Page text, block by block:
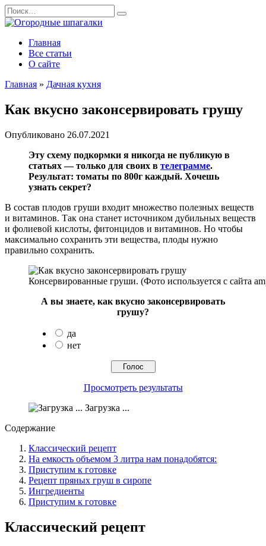
Перейти
к
содержанию
Search
for:
Главная
Все статьи
О сайте
Главная » Дачная кухня
Как вкусно законсервировать грушу
Опубликовано 26.07.2021
Эту схему подкормки я никогда не публикую в
статьях — только для своих в телеграмме.
Результат: томаты по 800г каждый. Хочешь
узнать секрет?
В состав плодов груши входит множество полезных веществ
и витаминов. Так она станет источником дубильных веществ
и фолиевой кислоты, фитонцидов и витаминов. Но чтобы
максимально сохранить эти вещества, плоды нужно
правильно сохранить.
Консервированные груши. (Фото используется с сайта
А вы знаете, как вкусно законсервировать
грушу?
да
нет
Просмотреть результаты
Загрузка ...
Содержание
Классический рецепт
На емкость объемом 3 литра нам понадобятся:
Приступим к готовке
Рецепт пряных груш в сиропе
Ингредиенты
Приступим к готовке
Классический рецепт